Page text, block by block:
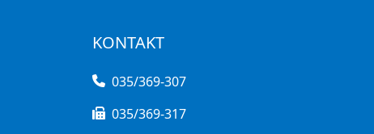
KONTAKT
035/369-307
035/369-317